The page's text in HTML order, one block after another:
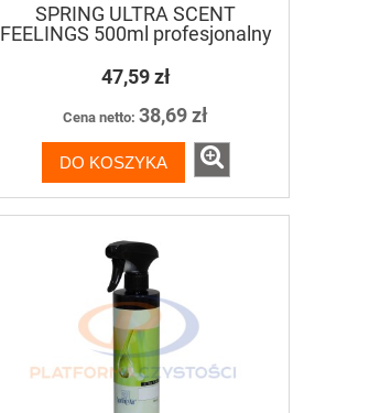
SPRING ULTRA SCENT
FEELINGS 500ml profesjonalny
odświeżacz powietrza
47,59 zł
Cena netto: 38,69 zł
DO KOSZYKA